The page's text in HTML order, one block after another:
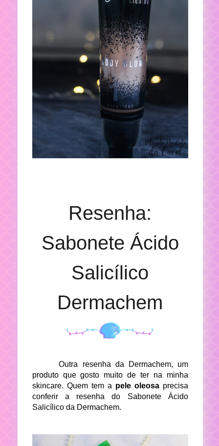
Resenha:
Sabonete Ácido
Salicílico
Dermachem
Outra resenha da Dermachem, um
produto que gosto muito de ter na minha
skincare. Quem tem a pele oleosa precisa
conferir a resenha do Sabonete Ácido
Salicílico da Dermachem.